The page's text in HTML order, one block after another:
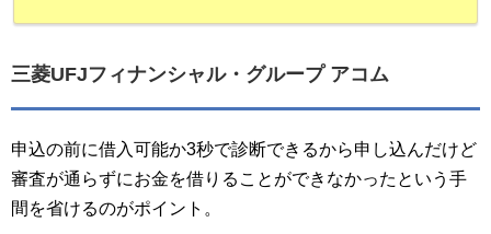
三菱UFJフィナンシャル・グループ アコム
申込の前に借入可能か3秒で診断できるから申し込んだけど
審査が通らずにお金を借りることができなかったという手
間を省けるのがポイント。